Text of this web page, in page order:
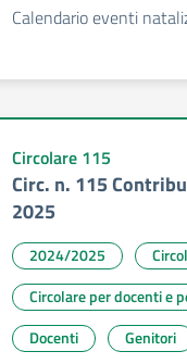
Calendario eventi
Circolare 115
Circ. n. 115
2025
2024/2025
Circolare per docenti e
Docenti
Genitori